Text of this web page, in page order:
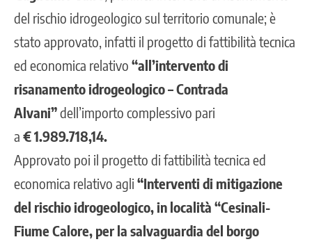
del rischio idrogeologico sul territorio comunale; è
stato approvato, infatti il progetto di fattibilità tecnica
ed economica relativo “all’intervento di
risanamento idrogeologico – Contrada
Alvani”dell’importo complessivo pari
a € 1.989.718,14.
Approvato poi il progetto di fattibilità tecnica ed
economica relativo agli “Interventi di mitigazione
del rischio idrogeologico, in località “Cesinali-
Fiume Calore, per la salvaguardia del borgo